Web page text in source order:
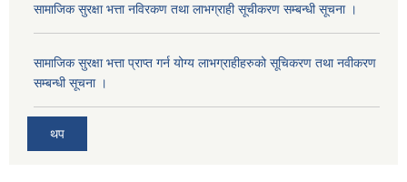
सामाजिक सुरक्षा भत्ता नविरकण तथा लाभग्राही सूचीकरण सम्बन्धी सूचना ।
सामाजिक सुरक्षा भत्ता प्राप्त गर्न योग्य लाभग्राहीहरुको सूचिकरण तथा नवीकरण
सम्बन्धी सूचना ।
थप